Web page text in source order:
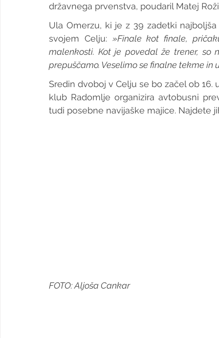
državnega prvenstva, poudaril Matej
Ula Omerzu, ki je z 39 zadetki
svojem Celju: »Finale kot finale,
malenkosti. Kot je povedal že trener, so
prepuščamo. Veselimo se finalne tekme in
Sredin dvoboj v Celju se bo začel ob
klub Radomlje organizira avtobusni
tudi posebne navijaške majice. Najdete
FOTO: Aljoša Cankar